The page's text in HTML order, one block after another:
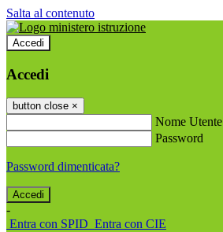
Salta al contenuto
Accedi
Accedi
button close ×
Nome Utente
Password
Password dimenticata?
-
Entra con SPID Entra con CIE